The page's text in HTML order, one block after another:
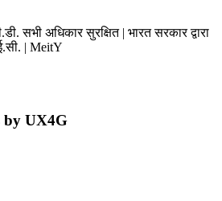
सभी अधिकार सुरक्षित | भारत सरकार द्वारा
| MeitY
by UX4G